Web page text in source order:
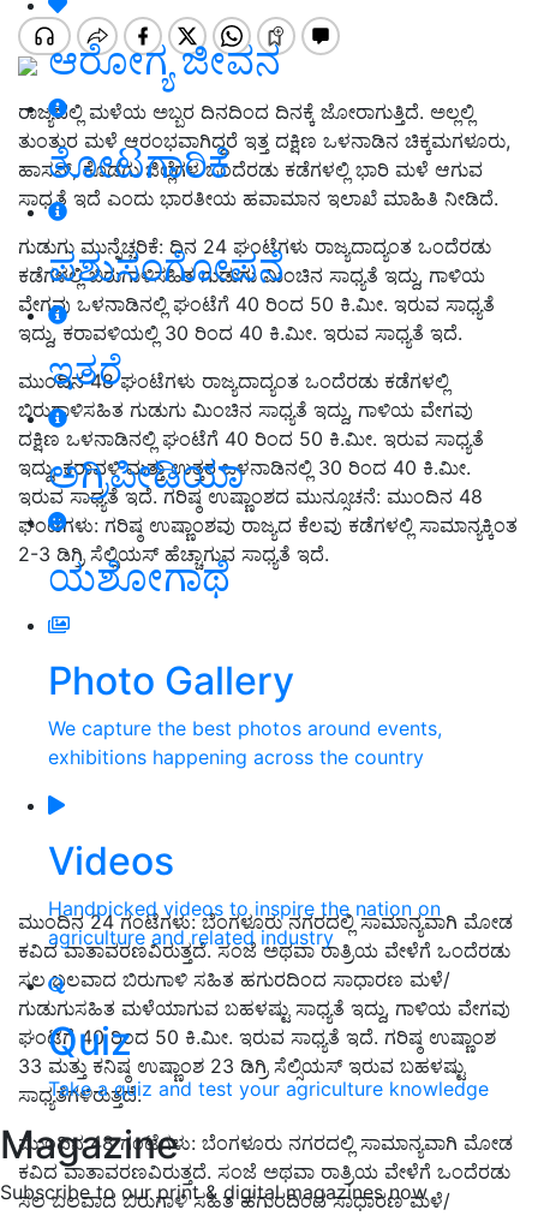
ಆರೋಗ್ಯ ಜೀವನ
ತೋಟಗಾರಿಕೆ
ಪಶುಸಂಗೋಪನೆ
ಇತರೆ
ಅಗ್ರಿಪೀಡಿಯಾ
ಯಶೋಗಾಥೆ
Photo Gallery
We capture the best photos around events,
exhibitions happening across the country
Videos
Handpicked videos to inspire the nation on
agriculture and related industry
Quiz
Take a quiz and test your agriculture knowledge
Magazine
Subscribe to our print & digital magazines now
ರಾಜ್ಯದಲ್ಲಿ ಮಳೆಯ ಅಬ್ಬರ ದಿನದಿಂದ ದಿನಕ್ಕೆ ಜೋರಾಗುತ್ತಿದೆ. ಅಲ್ಲಲ್ಲಿ
ತುಂತುರ ಮಳೆ ಆರಂಭವಾಗಿದ್ದರೆ ಇತ್ತ ದಕ್ಷಿಣ ಒಳನಾಡಿನ ಚಿಕ್ಕಮಗಳೂರು,
ಹಾಸನ್, ಕೊಡಗು ಜಿಲ್ಲೆಗಳ ಒಂದೆರಡು ಕಡೆಗಳಲ್ಲಿ ಭಾರಿ ಮಳೆ ಆಗುವ
ಸಾಧ್ಯತೆ ಇದೆ ಎಂದು ಭಾರತೀಯ ಹವಾಮಾನ ಇಲಾಖೆ ಮಾಹಿತಿ ನೀಡಿದೆ.
ಗುಡುಗು ಮುನ್ನೆಚ್ಚರಿಕೆ: ದಿನ 24 ಘಂಟೆಗಳು ರಾಜ್ಯದಾದ್ಯಂತ ಒಂದೆರಡು
ಕಡೆಗಳಲ್ಲಿ ಬಿರುಗಾಳಿಸಹಿತ ಗುಡುಗು ಮಿಂಚಿನ ಸಾಧ್ಯತೆ ಇದ್ದು, ಗಾಳಿಯ
ವೇಗವು ಒಳನಾಡಿನಲ್ಲಿ ಘಂಟೆಗೆ 40 ರಿಂದ 50 ಕಿ.ಮೀ. ಇರುವ ಸಾಧ್ಯತೆ
ಇದ್ದು, ಕರಾವಳಿಯಲ್ಲಿ 30 ರಿಂದ 40 ಕಿ.ಮೀ. ಇರುವ ಸಾಧ್ಯತೆ ಇದೆ.
ಮುಂದಿನ 48 ಘಂಟೆಗಳು ರಾಜ್ಯದಾದ್ಯಂತ ಒಂದೆರಡು ಕಡೆಗಳಲ್ಲಿ
ಬಿರುಗಾಳಿಸಹಿತ ಗುಡುಗು ಮಿಂಚಿನ ಸಾಧ್ಯತೆ ಇದ್ದು, ಗಾಳಿಯ ವೇಗವು
ದಕ್ಷಿಣ ಒಳನಾಡಿನಲ್ಲಿ ಘಂಟೆಗೆ 40 ರಿಂದ 50 ಕಿ.ಮೀ. ಇರುವ ಸಾಧ್ಯತೆ
ಇದ್ದು, ಕರಾವಳಿ ಮತ್ತು ಉತ್ತರ ಒಳನಾಡಿನಲ್ಲಿ 30 ರಿಂದ 40 ಕಿ.ಮೀ.
ಇರುವ ಸಾಧ್ಯತೆ ಇದೆ. ಗರಿಷ್ಠ ಉಷ್ಣಾಂಶದ ಮುನ್ಸೂಚನೆ: ಮುಂದಿನ 48
ಘಂಟೆಗಳು: ಗರಿಷ್ಠ ಉಷ್ಣಾಂಶವು ರಾಜ್ಯದ ಕೆಲವು ಕಡೆಗಳಲ್ಲಿ ಸಾಮಾನ್ಯಕ್ಕಿಂತ
2-3 ಡಿಗ್ರಿ ಸೆಲ್ಸಿಯಸ್ ಹೆಚ್ಚಾಗುವ ಸಾಧ್ಯತೆ ಇದೆ.
ಮುಂದಿನ 24 ಗಂಟೆಗಳು: ಬೆಂಗಳೂರು ನಗರದಲ್ಲಿ ಸಾಮಾನ್ಯವಾಗಿ ಮೋಡ
ಕವಿದ ವಾತಾವರಣವಿರುತ್ತದೆ. ಸಂಜೆ ಅಥವಾ ರಾತ್ರಿಯ ವೇಳೆಗೆ ಒಂದೆರಡು
ಸಲ ಬಲವಾದ ಬಿರುಗಾಳಿ ಸಹಿತ ಹಗುರದಿಂದ ಸಾಧಾರಣ ಮಳೆ/
ಗುಡುಗುಸಹಿತ ಮಳೆಯಾಗುವ ಬಹಳಷ್ಟು ಸಾಧ್ಯತೆ ಇದ್ದು, ಗಾಳಿಯ ವೇಗವು
ಘಂಟೆಗೆ 40 ರಿಂದ 50 ಕಿ.ಮೀ. ಇರುವ ಸಾಧ್ಯತೆ ಇದೆ. ಗರಿಷ್ಠ ಉಷ್ಣಾಂಶ
33 ಮತ್ತು ಕನಿಷ್ಠ ಉಷ್ಣಾಂಶ 23 ಡಿಗ್ರಿ ಸೆಲ್ಸಿಯಸ್ ಇರುವ ಬಹಳಷ್ಟು
ಸಾಧ್ಯತೆಗಳಿರುತ್ತದೆ.
ಮುಂದಿನ 48 ಗಂಟೆಗಳು: ಬೆಂಗಳೂರು ನಗರದಲ್ಲಿ ಸಾಮಾನ್ಯವಾಗಿ ಮೋಡ
ಕವಿದ ವಾತಾವರಣವಿರುತ್ತದೆ. ಸಂಜೆ ಅಥವಾ ರಾತ್ರಿಯ ವೇಳೆಗೆ ಒಂದೆರಡು
ಸಲ ಬಲವಾದ ಬಿರುಗಾಳಿ ಸಹಿತ ಹಗುರದಿಂದ ಸಾಧಾರಣ ಮಳೆ/